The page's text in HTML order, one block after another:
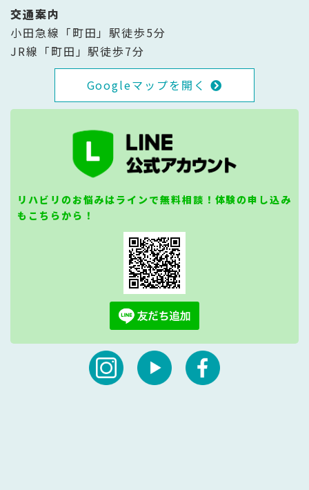
交通案内
小田急線「町田」駅徒歩5分
JR線「町田」駅徒歩7分
Googleマップを開く
リハビリのお悩みはラインで無料相談！体験の申し込み
もこちらから！